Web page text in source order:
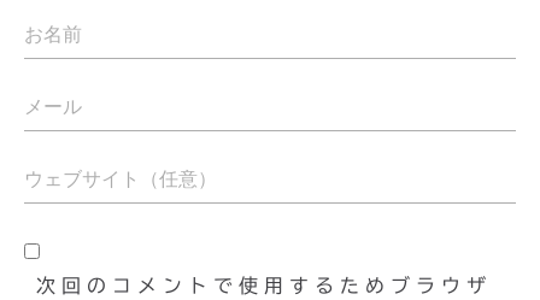
次回のコメントで使用するためブラウザ